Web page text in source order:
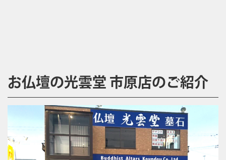
お仏壇の光雲堂 市原店のご紹介